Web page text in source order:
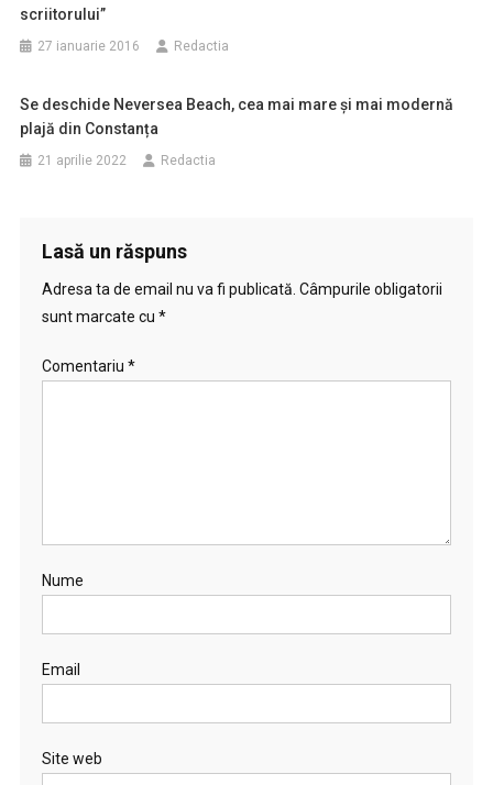
scriitorului”
27 ianuarie 2016 Redactia
Se deschide Neversea Beach, cea mai mare și mai modernă
plajă din Constanța
21 aprilie 2022 Redactia
Lasă un răspuns
Adresa ta de email nu va fi publicată. Câmpurile obligatorii
sunt marcate cu *
Comentariu *
Nume
Email
Site web